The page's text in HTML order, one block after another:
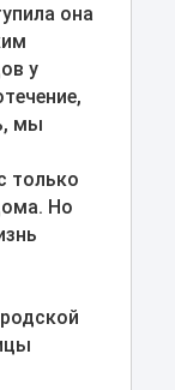
она
у
мы
только
Но